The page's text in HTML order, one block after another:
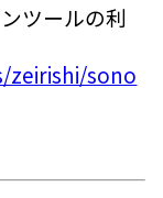
ツールの利
zeirishi/sono